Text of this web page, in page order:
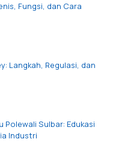
Fungsi, dan Cara
Langkah, Regulasi, dan
Polewali Sulbar: Edukasi
Industri